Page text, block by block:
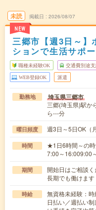
未読
NEW
掲載日 2026/08/07
三郷市【週3日～】
ションで生活サポー
職種未経験OK 交通費別途支
WEB登録OK 派遣
勤務地 埼玉県三郷市
三郷(埼玉県)駅か
ら---分
曜日頻度 週3日～5日OK
時間
★1日6時間～の
7:00～16:009:00
期間
開始日はご相談
長期でも働けます
時給
無資格未経験：
日払い／週払い